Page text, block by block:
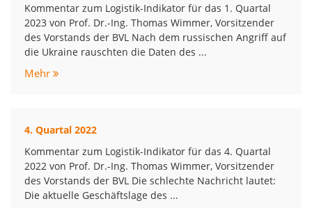
Kommentar zum Logistik-Indikator für das 1. Quartal
2023 von Prof. Dr.-Ing. Thomas Wimmer, Vorsitzender
des Vorstands der BVL Nach dem russischen Angriff auf
die Ukraine rauschten die Daten des ...
Mehr
4. Quartal 2022
Kommentar zum Logistik-Indikator für das 4. Quartal
2022 von Prof. Dr.-Ing. Thomas Wimmer, Vorsitzender
des Vorstands der BVL Die schlechte Nachricht lautet:
Die aktuelle Geschäftslage des ...